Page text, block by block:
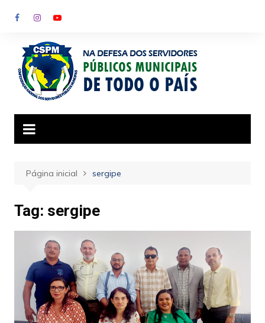
para
conteúdo
Página inicial sergipe
Tag: sergipe